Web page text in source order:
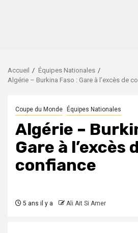
Accueil
Équipes Nationales
Algérie – Burkina Faso : Gare à l’excès de
Coupe du Monde Équipes Nationales
Algérie –
Gare à l’excès
confiance
5 ans il y a Ali Ait Si Amer